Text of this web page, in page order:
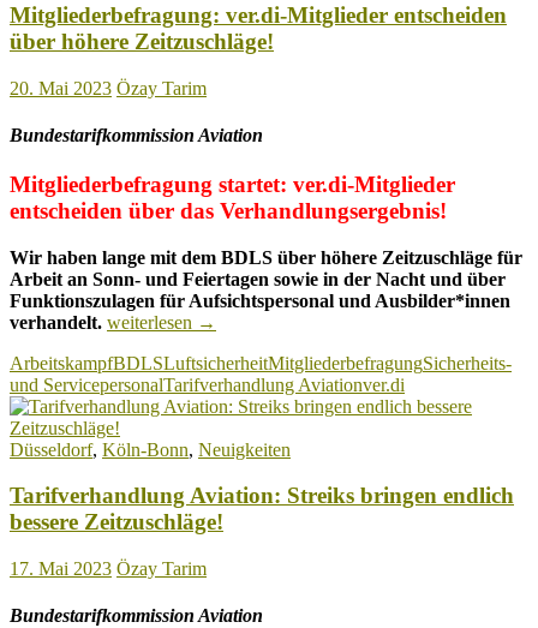
Mitgliederbefragung: ver.di-Mitglieder entscheiden
über höhere Zeitzuschläge!
20. Mai 2023 Özay Tarim
Bundestarifkommission Aviation
Mitgliederbefragung startet: ver.di-Mitglieder
entscheiden über das Verhandlungsergebnis!
Wir haben lange mit dem BDLS über höhere Zeitzuschläge für
Arbeit an Sonn- und Feiertagen sowie in der Nacht und über
Funktionszulagen für Aufsichtspersonal und Ausbilder*innen
verhandelt. Mitgliederbefragung:
Mitglieder
entscheiden
über
höhere
Zeitzuschläge!
weiterlesen →
ArbeitskampfBDLSLuftsicherheitMitgliederbefragungSicherheits-
und ServicepersonalTarifverhandlung Aviationver.di
Düsseldorf, Köln-Bonn, Neuigkeiten
Tarifverhandlung Aviation: Streiks bringen endlich
bessere Zeitzuschläge!
17. Mai 2023 Özay Tarim
Bundestarifkommission Aviation